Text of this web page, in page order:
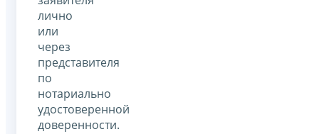
лично
или
через
представителя
по
нотариально
удостоверенной
доверенности.